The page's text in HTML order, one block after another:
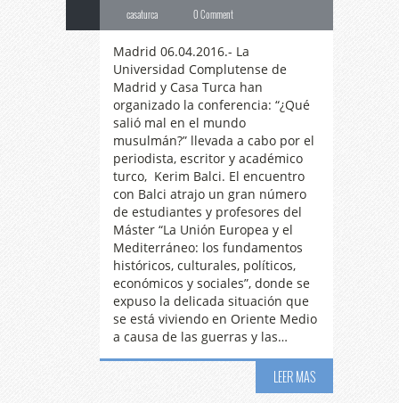
casaturca 0 Comment
Madrid 06.04.2016.- La
Universidad Complutense de
Madrid y Casa Turca han
organizado la conferencia: “¿Qué
salió mal en el mundo
musulmán?” llevada a cabo por el
periodista, escritor y académico
turco, Kerim Balci. El encuentro
con Balci atrajo un gran número
de estudiantes y profesores del
Máster “La Unión Europea y el
Mediterráneo: los fundamentos
históricos, culturales, políticos,
económicos y sociales”, donde se
expuso la delicada situación que
se está viviendo en Oriente Medio
a causa de las guerras y las…
LEER MAS
Arrancala tercera
edición de Concierto de